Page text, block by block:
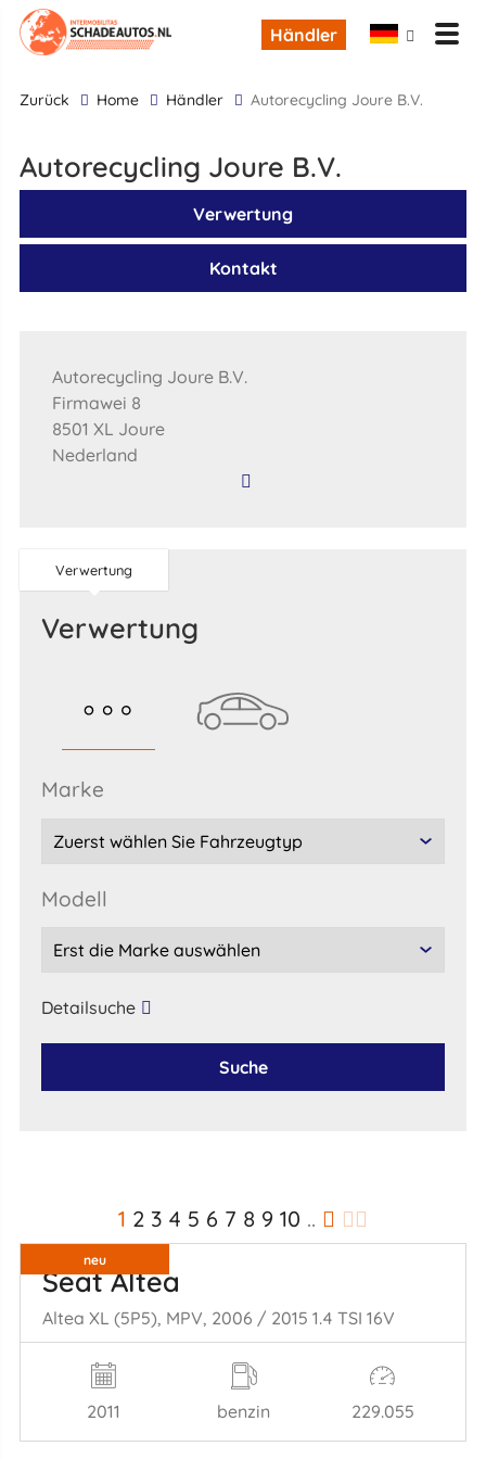
Händler
zurück Home Händler Autorecycling Joure B.V.
Autorecycling Joure B.V.
Verwertung
Kontakt
Autorecycling Joure B.V.
Firmawei 8
8501 XL Joure
Nederland
Verwertung
Verwertung
marke
Modell
Detailsuche
Suche
1 2 3 4 5 6 7 8 9 10 ..
neu
Seat Altea
Altea XL (5P5), MPV, 2006 / 2015 1.4 TSI 16V
2011 benzin 229.055